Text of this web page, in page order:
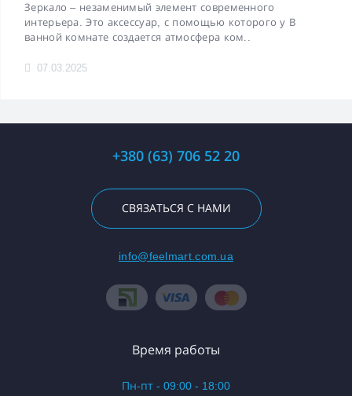
Зеркало – незаменимый элемент современного
интерьера. Это аксессуар, с помощью которого у В
ванной комнате создается атмосфера ком..
07.03.2025
+380 (63) 706 52 20
СВЯЗАТЬСЯ С НАМИ
info@feelmart.com.ua
Время работы
Пн-пт - 09:00 - 18:00